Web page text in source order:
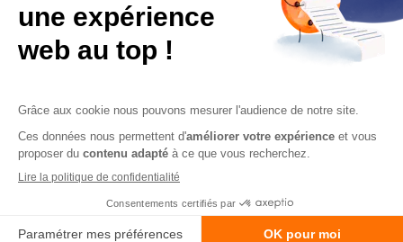
L'actualité du rayonnage
de magasins
Toutes nos actualités